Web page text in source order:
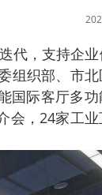
，支持企业
组织部、市
国际客厅多
会，24家工